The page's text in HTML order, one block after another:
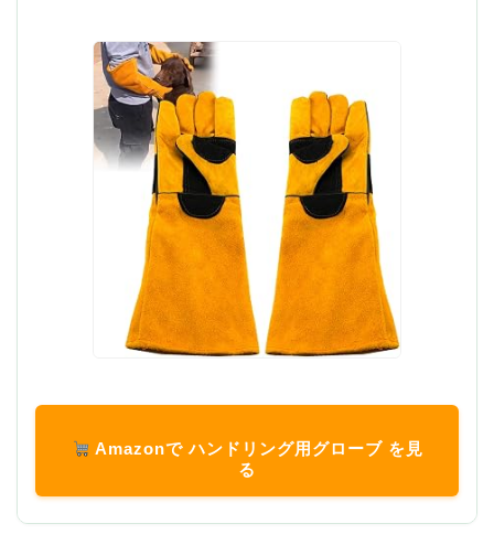
Amazonで ハンドリング用グローブ を見
る